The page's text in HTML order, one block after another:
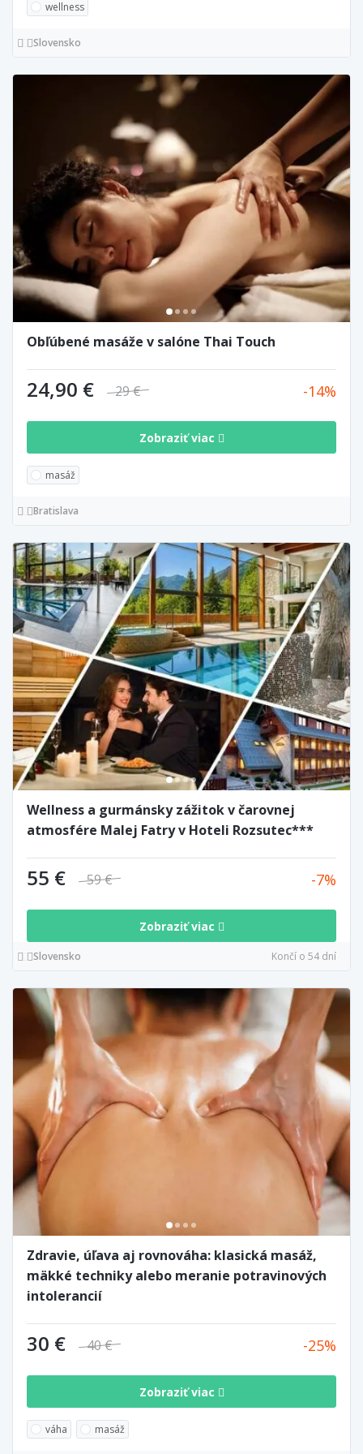
wellness
Slovensko
Obľúbené masáže v salóne Thai Touch
24,90 € 29 € 14
Zobraziť viac
masáž
Bratislava
Wellness a gurmánsky zážitok v čarovnej
atmosfére Malej Fatry v Hoteli Rozsutec***
55 € 59 € 7
Zobraziť viac
Slovensko Končí o 54 dní
Zdravie, úľava aj rovnováha: klasická masáž,
mäkké techniky alebo meranie potravinových
intolerancií
30 € 40 € 25
Zobraziť viac
váha masáž